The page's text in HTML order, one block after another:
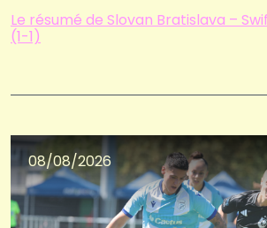
Le résumé de Slovan Bratislava –
(1-1)
08/08/2026